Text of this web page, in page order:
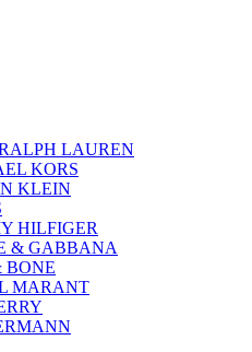
LAUREN
KORS
KLEIN
HILFIGER
& GABBANA
BONE
MARANT